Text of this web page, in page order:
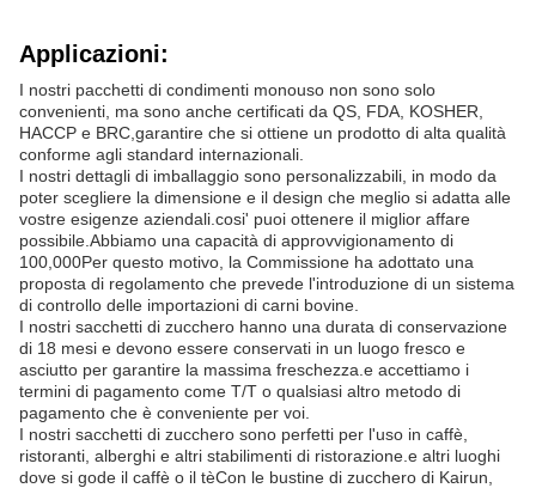
Applicazioni:
I nostri pacchetti di condimenti monouso non sono solo
convenienti, ma sono anche certificati da QS, FDA, KOSHER,
HACCP e BRC,garantire che si ottiene un prodotto di alta qualità
conforme agli standard internazionali.
I nostri dettagli di imballaggio sono personalizzabili, in modo da
poter scegliere la dimensione e il design che meglio si adatta alle
vostre esigenze aziendali.cosi' puoi ottenere il miglior affare
possibile.Abbiamo una capacità di approvvigionamento di
100,000Per questo motivo, la Commissione ha adottato una
proposta di regolamento che prevede l'introduzione di un sistema
di controllo delle importazioni di carni bovine.
I nostri sacchetti di zucchero hanno una durata di conservazione
di 18 mesi e devono essere conservati in un luogo fresco e
asciutto per garantire la massima freschezza.e accettiamo i
termini di pagamento come T/T o qualsiasi altro metodo di
pagamento che è conveniente per voi.
I nostri sacchetti di zucchero sono perfetti per l'uso in caffè,
ristoranti, alberghi e altri stabilimenti di ristorazione.e altri luoghi
dove si gode il caffè o il tèCon le bustine di zucchero di Kairun,